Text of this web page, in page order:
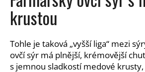
krustou
Tohle je taková „vyšší liga“ mezi
ovčí sýr má plnější, krémovější
s jemnou sladkostí medové
a
j
í
t
?